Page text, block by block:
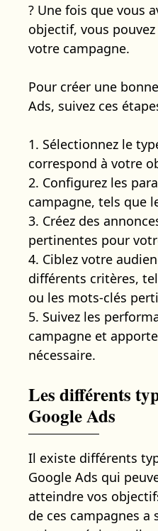
? Une fois que vous
objectif, vous
votre campagne.
Pour créer une
Ads, suivez ces
1. Sélectionnez le
correspond à votre
2. Configurez les
campagne, tels que
3. Créez des
pertinentes pour
4. Ciblez votre
différents critères,
ou les mots-clés
5. Suivez les
campagne et
nécessaire.
Les différents
Google Ads
Il existe différents
Google Ads qui
atteindre vos
de ces campagnes a